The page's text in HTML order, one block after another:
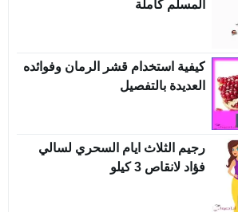
المسلم كاملة
كيفية استخدام قشر الرمان وفوائده
العديدة بالتفصيل
رجيم الثلاث ايام السحري لسالي
فؤاد لانقاص 3 كيلو